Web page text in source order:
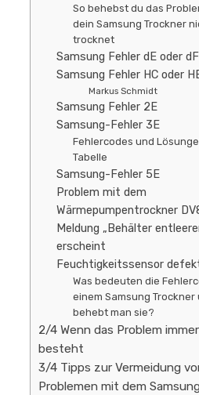
So behebst du das
dein Samsung Trockner
trocknet
Samsung Fehler dE oder dF
Samsung Fehler HC oder
Markus Schmidt
Samsung Fehler 2E
Samsung-Fehler 3E
Fehlercodes und
Tabelle
Samsung-Fehler 5E
Problem mit dem
Wärmepumpentrockner
Meldung „Behälter
erscheint
Feuchtigkeitssensor
Was bedeuten die
einem Samsung Trockner
behebt man sie?
2/4 Wenn das Problem
besteht
3/4 Tipps zur Vermeidung
Problemen mit dem